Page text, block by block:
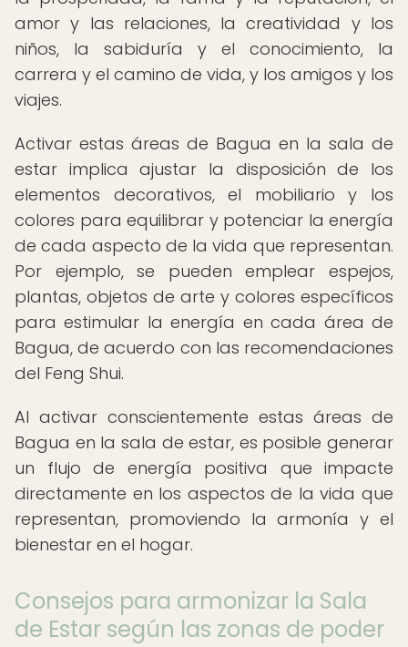
amor y las relaciones, la creatividad y los
niños, la sabiduría y el conocimiento, la
carrera y el camino de vida, y los amigos y los
viajes.
Activar estas áreas de Bagua en la sala de
estar implica ajustar la disposición de los
elementos decorativos, el mobiliario y los
colores para equilibrar y potenciar la energía
de cada aspecto de la vida que representan.
Por ejemplo, se pueden emplear espejos,
plantas, objetos de arte y colores específicos
para estimular la energía en cada área de
Bagua, de acuerdo con las recomendaciones
del Feng Shui.
Al activar conscientemente estas áreas de
Bagua en la sala de estar, es posible generar
un flujo de energía positiva que impacte
directamente en los aspectos de la vida que
representan, promoviendo la armonía y el
bienestar en el hogar.
Consejos para armonizar la Sala
de Estar según las zonas de poder